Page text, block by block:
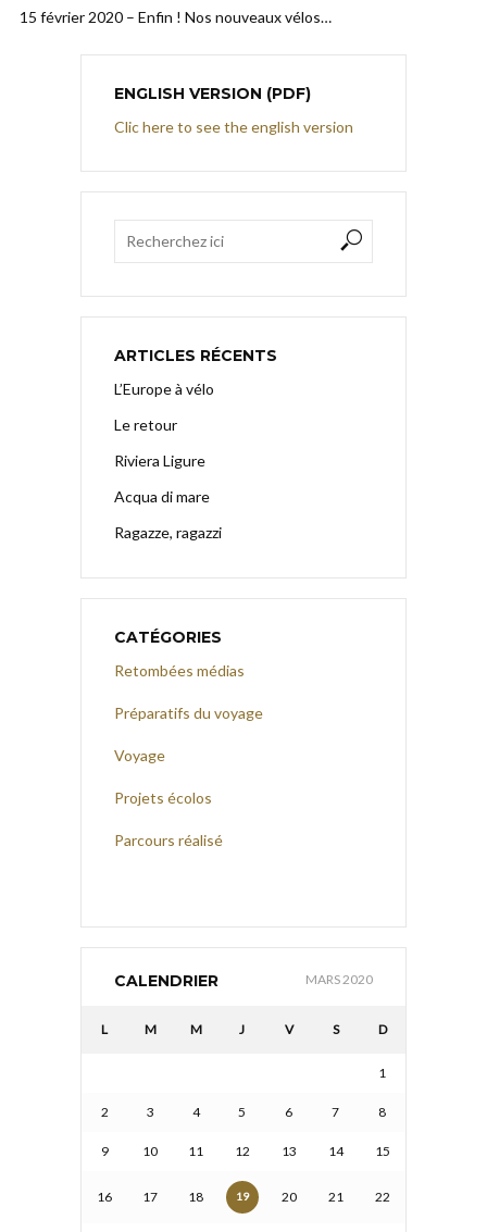
15 février 2020 – Enfin ! Nos nouveaux vélos…
ENGLISH VERSION (PDF)
Clic here to see the english version
ARTICLES RÉCENTS
L’Europe à vélo
Le retour
Riviera Ligure
Acqua di mare
Ragazze, ragazzi
CATÉGORIES
Retombées médias
Préparatifs du voyage
Voyage
Projets écolos
Parcours réalisé
CALENDRIER MARS 2020
L M M J V S D
1
2 3 4 5 6 7 8
9 10 11 12 13 14 15
16 17 18 19 20 21 22